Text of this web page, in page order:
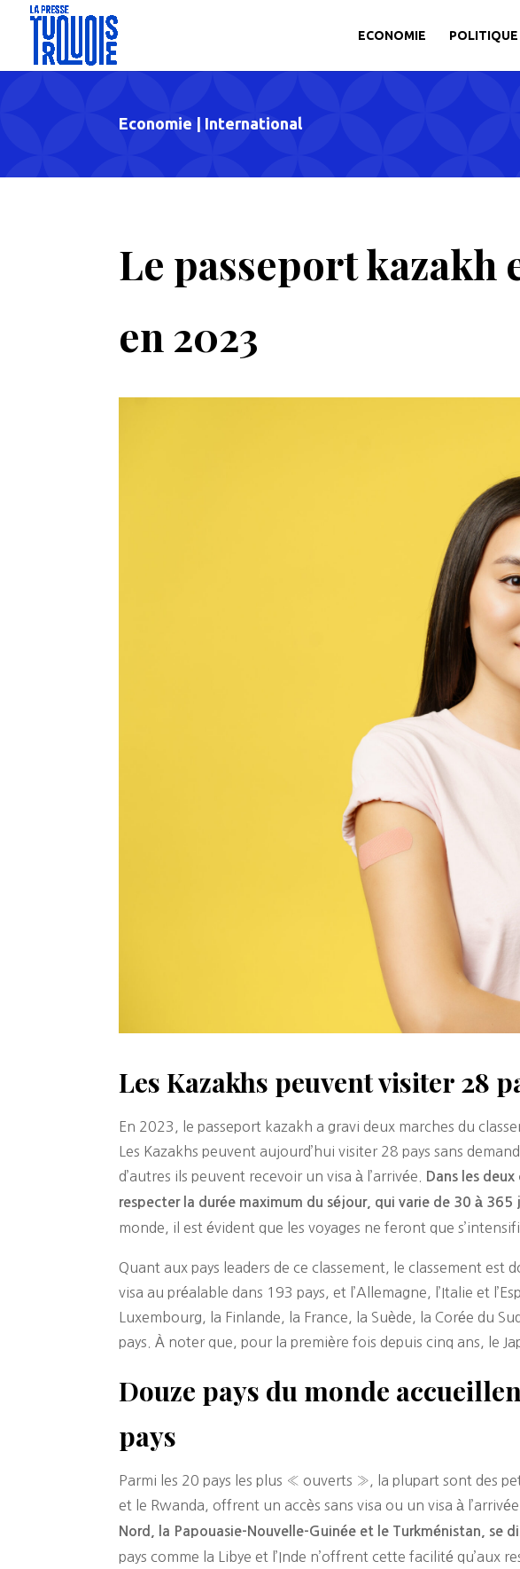
ECONOMIE POLITIQUE
Economie | International
Le passeport kazakh
en 2023
Les Kazakhs peuvent visiter 28
En 2023, le passeport kazakh a gravi deux marches du
Les Kazakhs peuvent aujourd’hui visiter 28 pays sans
d’autres ils peuvent recevoir un visa à l’arrivée.
Dans les
respecter la durée maximum du séjour, qui varie de 30 à 365
monde, il est évident que les voyages ne feront que
Quant aux pays leaders de ce classement, le classement
visa au préalable dans 193 pays, et l’Allemagne, l’Italie et
Luxembourg, la Finlande, la France, la Suède, la Corée du
pays. À noter que, pour la première fois depuis cinq ans, le
Douze pays du monde
pays
Parmi les 20 pays les plus « ouverts », la plupart sont des
et le Rwanda, offrent un accès sans visa ou un visa à
Nord, la Papouasie-Nouvelle-Guinée et le Turkménistan, se
pays comme la Libye et l’Inde n’offrent cette facilité qu’aux